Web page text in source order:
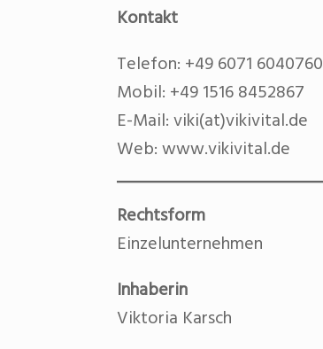
Kontakt
Telefon: +49 6071 6040760
Mobil: +49 1516 8452867
E-Mail: viki(at)vikivital.de
Web: www.vikivital.de
Rechtsform
Einzelunternehmen
Inhaberin
Viktoria Karsch